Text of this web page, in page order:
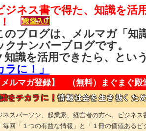
ジネス書で得た、知識を活
！
ブログは、メルマガ「知
クナンバーブログです。
識を活用できたら、と
ラに！」
メルマガ登録】 （無料） まぐまぐ殿
ネスパーソン、起業家、経営者の方へ。ビジネ
毎回「１つの有益な情報」と「１冊の価値ある